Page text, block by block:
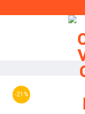
to
-21%